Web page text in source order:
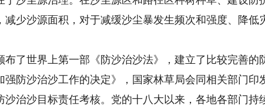
少沙源面积，对于减缓沙尘暴发生频次和强度、降低
了世界上第一部《防沙治沙法》，建立了比较完善的
防沙治沙工作的决定》，国家林草局会同相关部门印
沙治沙目标责任考核。党的十八大以来，各地各部门持